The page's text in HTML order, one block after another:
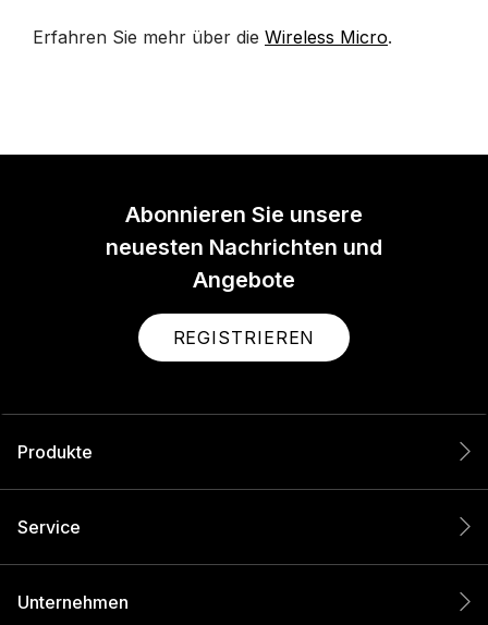
Erfahren Sie mehr über die Wireless Micro.
Abonnieren Sie unsere
neuesten Nachrichten und
Angebote
REGISTRIEREN
Produkte
Service
Unternehmen